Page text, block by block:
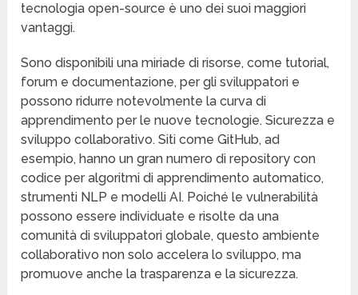
tecnologia open-source è uno dei suoi maggiori
vantaggi.
Sono disponibili una miriade di risorse, come tutorial,
forum e documentazione, per gli sviluppatori e
possono ridurre notevolmente la curva di
apprendimento per le nuove tecnologie. Sicurezza e
sviluppo collaborativo. Siti come GitHub, ad
esempio, hanno un gran numero di repository con
codice per algoritmi di apprendimento automatico,
strumenti NLP e modelli AI. Poiché le vulnerabilità
possono essere individuate e risolte da una
comunità di sviluppatori globale, questo ambiente
collaborativo non solo accelera lo sviluppo, ma
promuove anche la trasparenza e la sicurezza.